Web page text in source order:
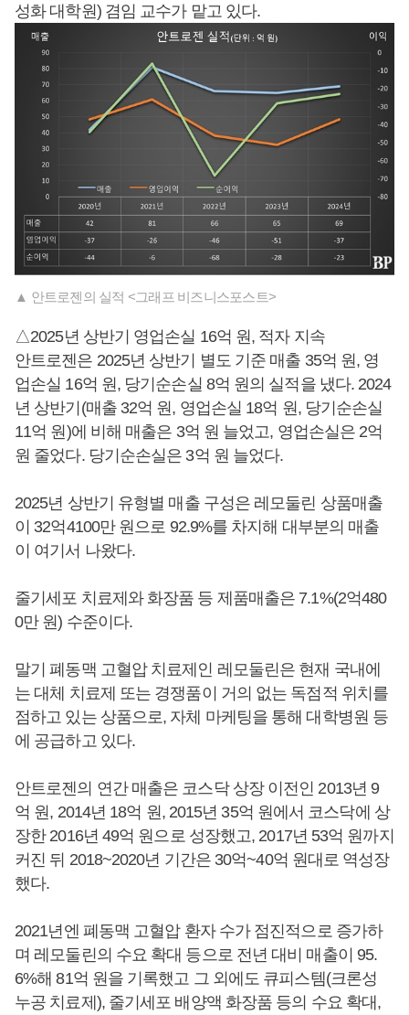
성화 대학원) 겸임 교수가 맡고 있다.
▲ 안트로젠의 실적 <그래프 비즈니스포스트>
△2025년 상반기 영업손실 16억 원, 적자 지속
안트로젠은 2025년 상반기 별도 기준 매출 35억 원, 영
업손실 16억 원, 당기순손실 8억 원의 실적을 냈다. 2024
년 상반기(매출 32억 원, 영업손실 18억 원, 당기순손실
11억 원)에 비해 매출은 3억 원 늘었고, 영업손실은 2억
원 줄었다. 당기순손실은 3억 원 늘었다.
2025년 상반기 유형별 매출 구성은 레모둘린 상품매출
이 32억4100만 원으로 92.9%를 차지해 대부분의 매출
이 여기서 나왔다.
줄기세포 치료제와 화장품 등 제품매출은 7.1%(2억480
0만 원) 수준이다.
말기 폐동맥 고혈압 치료제인 레모둘린은 현재 국내에
는 대체 치료제 또는 경쟁품이 거의 없는 독점적 위치를
점하고 있는 상품으로, 자체 마케팅을 통해 대학병원 등
에 공급하고 있다.
안트로젠의 연간 매출은 코스닥 상장 이전인 2013년 9
억 원, 2014년 18억 원, 2015년 35억 원에서 코스닥에 상
장한 2016년 49억 원으로 성장했고, 2017년 53억 원까지
커진 뒤 2018~2020년 기간은 30억~40억 원대로 역성장
했다.
2021년엔 폐동맥 고혈압 환자 수가 점진적으로 증가하
며 레모둘린의 수요 확대 등으로 전년 대비 매출이 95.
6%해 81억 원을 기록했고 그 외에도 큐피스템(크론성
누공 치료제), 줄기세포 배양액 화장품 등의 수요 확대,